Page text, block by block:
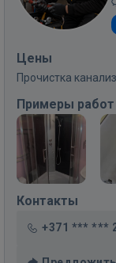
Цены
Прочистка
Примеры работ
Контакты
+371 *** ***